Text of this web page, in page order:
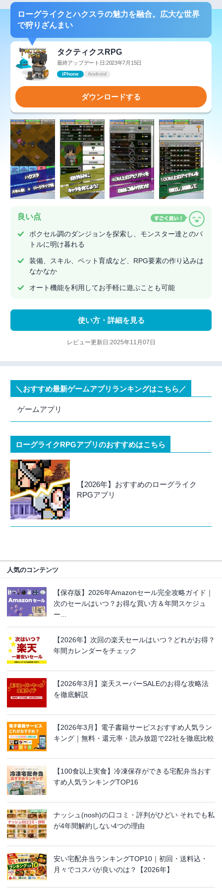
ローグライクとハクスラの魅力を融合。広大な世界
で狩りざんまい
タクティクスRPG
最終アップデート日:2023年7月15日
iPhone Android
ダウンロードする
良い点
ボクセル調のダンジョンを探索し、モンスター達とのバ
トルに明け暮れる
装備、スキル、ペット育成など、RPG要素の作り込みは
なかなか
オート機能を利用してお手軽に遊ぶことも可能
使い方・詳細を見る
レビュー更新日:2025年11月07日
＼おすすめ最新ゲームアプリランキングはこちら／
ゲームアプリ
ローグライクRPGアプリのおすすめはこちら
【2026年】おすすめのローグライク
RPGアプリ
人気のコンテンツ
【保存版】2026年Amazonセール完全攻略ガイド｜
次のセールはいつ？お得な買い方＆年間スケジュ
ー...
【2026年】次回の楽天セールはいつ？どれがお得？
年間カレンダーをチェック
【2026年3月】楽天スーパーSALEのお得な攻略法
を徹底解説
【2026年3月】電子書籍サービスおすすめ人気ラン
キング｜無料・還元率・読み放題で22社を徹底比較
【100食以上実食】冷凍保存ができる宅配弁当おす
すめ人気ランキングTOP16
ナッシュ(nosh)の口コミ・評判がひどい それでも私
が4年間解約しない4つの理由
安い宅配弁当ランキングTOP10｜初回・送料込・
月々でコスパが良いのは？【2026年】